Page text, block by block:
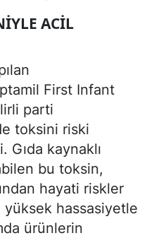
ACIL
First Infant
parti
toksini riski
kaynaklı
bu toksin,
hayati riskler
yüksek hassasiyetle
ürünlerin